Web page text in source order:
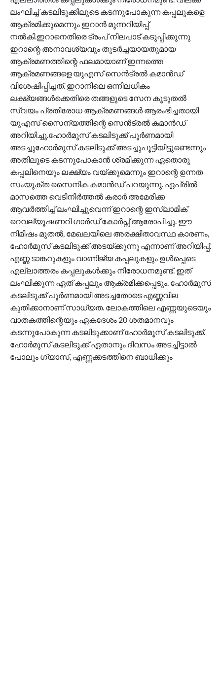
ലംഘിച്ച് കടലിടുക്കിലൂടെ കടന്നുപോകുന്ന കപ്പലുകളെ
ആക്രമിക്കുമെന്നും ഇറാന്‍ മുന്നറിയിപ്പ്
നൽകി.ഇറാനെതിരെ ട്രംപ് നിലപാട് കടുപ്പിക്കുന്നു
ഇറാന്റെ അനാവശ്യവും തുടർച്ചയായതുമായ
ആക്രമണത്തിന്റെ ഫലമായാണ് ഇന്നത്തെ
ആക്രമണങ്ങളെ യുഎസ് സെൻട്രൽ കമാൻഡ്
വിശേഷിപ്പിച്ചത്. ഇറാനിലെ ഒന്നിലധികം
ലക്ഷ്യങ്ങൾക്കെതിരെ തങ്ങളുടെ സേന കൂടുതൽ
സ്വയം പ്രതിരോധ ആക്രമണങ്ങൾ ആരംഭിച്ചതായി
യുഎസ് സൈന്യത്തിന്റെ സെൻട്രൽ കമാൻഡ്
അറിയിച്ചു.ഹോർമുസ് കടലിടുക്ക് പൂര്‍ണമായി
അടച്ചുഹോർമുസ് കടലിടുക്ക് അടച്ചുപൂട്ടിയിട്ടുണ്ടെന്നും
അതിലൂടെ കടന്നുപോകാൻ ശ്രമിക്കുന്ന ഏതൊരു
കപ്പലിനെയും ലക്ഷ്യം വയ്ക്കുമെന്നും ഇറാന്റെ ഉന്നത
സംയുക്ത സൈനിക കമാൻഡ് പറയുന്നു. ഏപ്രിൽ
മാസത്തെ വെടിനിർത്തൽ കരാർ അമേരിക്ക
ആവർത്തിച്ച് ലംഘിച്ചുവെന്ന് ഇറാന്റെ ഇസ്ലാമിക്
റെവല്യൂഷണറി ഗാർഡ് കോർപ്സ് ആരോപിച്ചു. ഈ
നിമിഷം മുതൽ, മേഖലയിലെ അരക്ഷിതാവസ്ഥ കാരണം,
ഹോർമുസ് കടലിടുക്ക് അടയ്ക്കുന്നു എന്നാണ് അറിയിപ്പ്.
എണ്ണ ടാങ്കറുകളും വാണിജ്യ കപ്പലുകളും ഉൾപ്പെടെ
എല്ലാത്തരം കപ്പലുകൾക്കും നിരോധനമുണ്ട്. ഇത്
ലംഘിക്കുന്ന ഏത് കപ്പലും ആക്രമിക്കപ്പെടും. ഹോർമുസ്
കടലിടുക്ക് പൂർണമായി അടച്ചതോടെ എണ്ണവില
കുതിക്കാനാണ് സാധ്യത. ലോകത്തിലെ എണ്ണയുടെയും
വാതകത്തിന്റെയും ഏകദേശം 20 ശതമാനവും
കടന്നുപോകുന്ന കടലിടുക്കാണ് ഹോർമൂസ് കടലിടുക്ക്.
ഹോർമുസ് കടലിടുക്ക് ഏതാനും ദിവസം അടച്ചിട്ടാല്‍
പോലും ഗ്യാസ്, എണ്ണക്കടത്തിനെ ബാധിക്കും